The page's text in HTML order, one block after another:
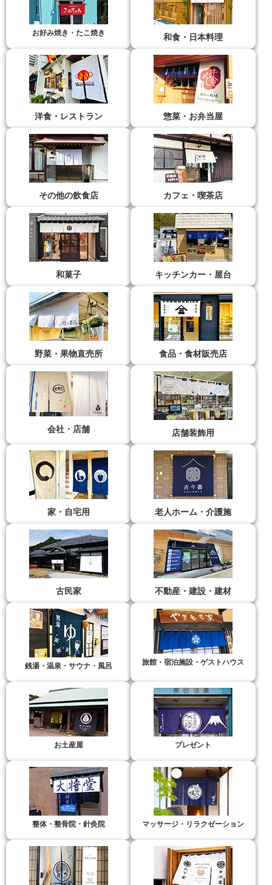
お好み焼き・たこ焼き 和食・日本料理
洋食・レストラン 惣菜・お弁当屋
その他の飲食店 カフェ・喫茶店
和菓子 キッチンカー・屋台
野菜・果物直売所 食品・食材販売店
会社・店舗 店舗装飾用
家・自宅用 老人ホーム・介護施
古民家 不動産・建設・建材
銭湯・温泉・サウナ・風呂 旅館・宿泊施設・ゲストハウス
お土産屋 プレゼント
整体・整骨院・針灸院 マッサージ・リラクゼーション